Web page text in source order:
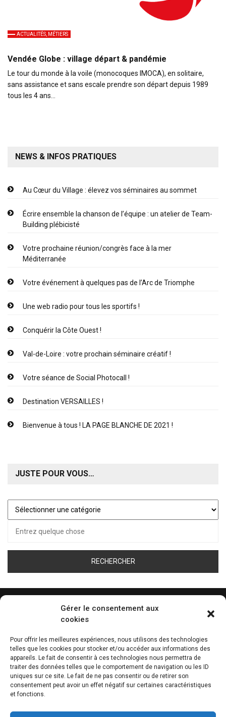
Gérer le consentement aux
cookies
Pour offrir les meilleures expériences, nous utilisons des technologies
telles que les cookies pour stocker et/ou accéder aux informations des
appareils. Le fait de consentir à ces technologies nous permettra de
traiter des données telles que le comportement de navigation ou les ID
uniques sur ce site. Le fait de ne pas consentir ou de retirer son
consentement peut avoir un effet négatif sur certaines caractéristiques
et fonctions.
ACTUALITÉS, MÉTIERS
Vendée Globe : village départ & pandémie
Le tour du monde à la voile (monocoques IMOCA), en solitaire,
sans assistance et sans escale prendre son départ depuis 1989
tous les 4 ans…
NEWS & INFOS PRATIQUES
Au Cœur du Village : élevez vos séminaires au sommet
Écrire ensemble la chanson de l’équipe : un atelier de Team-
Building plébicisté
Votre prochaine réunion/congrès face à la mer
Méditerranée
Votre événement à quelques pas de l’Arc de Triomphe
Une web radio pour tous les sportifs !
Conquérir la Côte Ouest !
Val-de-Loire : votre prochain séminaire créatif !
Votre séance de Social Photocall !
Destination VERSAILLES !
Bienvenue à tous ! LA PAGE BLANCHE DE 2021 !
JUSTE POUR VOUS…
pour
pour :
ÉCOUTEZ LA WEB RADIO DE TOUS LES SPORT
0:00